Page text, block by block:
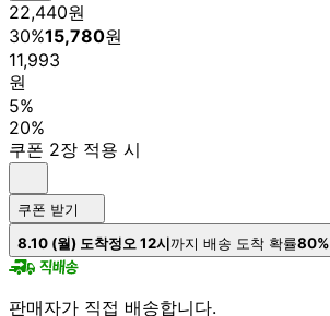
22,440원
30%15,780원
11,993
원
5%
20%
쿠폰 2장 적용 시
쿠폰 받기
8.10 (월) 도착정오 12시까지 배송 도착 확률80%
판매자가 직접 배송합니다.